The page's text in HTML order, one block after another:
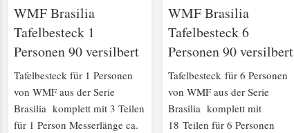
WMF Brasilia
Tafelbesteck 1
Personen 90 versilbert
Tafelbesteck für 1 Personen
von WMF aus der Serie
Brasilia komplett mit 3 Teilen
für 1 Person Messerlänge ca.
WMF Brasilia
Tafelbesteck 6
Personen 90 versilbert
Tafelbesteck für 6 Personen
von WMF aus der Serie
Brasilia komplett mit
18 Teilen für 6 Personen